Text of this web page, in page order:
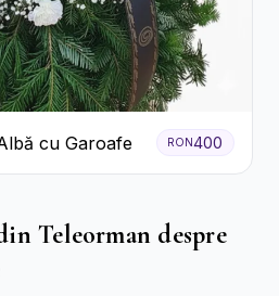
cu Garoafe RON400
Teleorman despre